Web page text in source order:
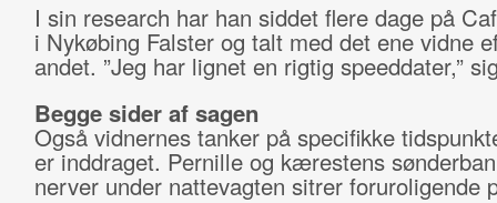
I sin research har han siddet flere dage på
i Nykøbing Falster og talt med det ene vidne
andet. ”Jeg har lignet en rigtig speeddater,”
Begge sider af sagen
Også vidnernes tanker på specifikke
er inddraget. Pernille og kærestens
nerver under nattevagten sitrer foruroligende